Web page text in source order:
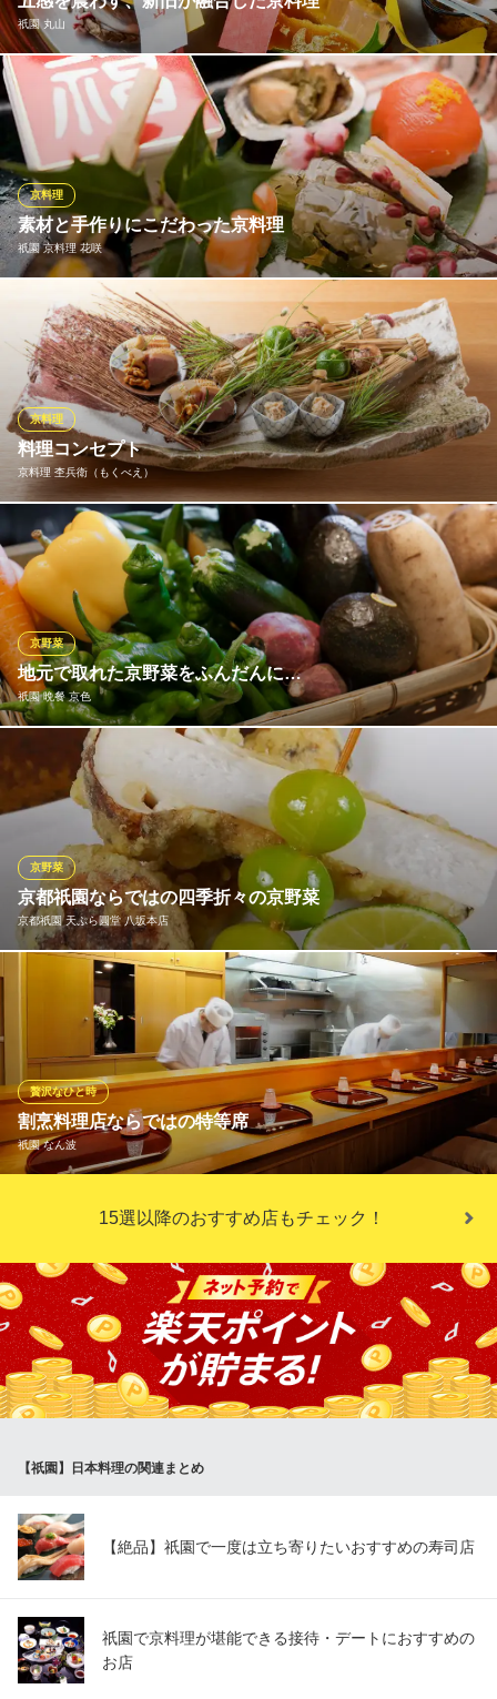
京阪本線祇園四条駅 徒歩5分
京都府京都市東山区祇園町南側570-232
祇園 丸山
素材の持ち味が、リズム・光・音・香・味の五感に響く料理の
数々。京都の旬味覚を用いた正統な京料理を伝承し、「料理の数
寄者」と賞される店主・丸山氏の一皿は、過度な味付けや華美な
盛り付けを排し、四季折々の「節会」の趣向を漂わせる。歴史と
今を風雅な色合いで魅せる、至福の一席が楽しめる。
祇園 丸山
日本料理・京懐石
京阪本線祇園四条駅 徒歩5分
京都府京都市東山区祇園町南側570-171
素材と手作りにこだわった京料理
祇園 京料理 花咲
京料理
京都産の素材を中心に、市場へ行って直接目利きした食材を使用
しています。手間ひまかけて職人が厳選された食材を馳走してご
用意しております。ご好評いただいております炭火焼き料理は、
旬の魚と京野菜などを職人が皆様のお席で焼き上げております。
是非一度ご賞味くださいませ。
祇園 京料理 花咲
京料理・町家・舞妓
京阪電鉄本線祇園四条駅 徒歩10分
京都府京都市東山区祇園町南側570-17
料理コンセプト
京料理 杢兵衛（もくべえ）
京料理
毎朝店主自ら市場へ足を運び、見て・触れて・納得のいく食材を
厳選。 魚介のサイズや京野菜の鮮度はもちろん、天然資源への関
心も強く、熟成した畜産物も取り入れる。 旬食材の持ち味を活か
し、京料理の古き良き伝統を守りながら、飽くなき探究心で懐石
料理の新たな可能性に挑戦する。
京料理 杢兵衛（もくべえ）
京料理
京阪本線祇園四条駅 徒歩10分
京都府京都市東山区祇園町南側570-120
地元で取れた京野菜をふんだんに…
祇園 晩餐 京色
京野菜
地元京都で取れた新鮮な京野菜を旬の季節、それぞれのお野菜の
特徴、素材を活かしたお料理…お野菜を蒸し・焼き・生と様々な
調理方法でお召し上がりください。
祇園 晩餐 京色
晩餐 祇園 日本料理
京阪本線祇園四条駅 徒歩2分
京都府京都市東山区四条通大和大路東入末吉町95
京都祇園ならではの四季折々の京野菜
京都祇園 天ぷら圓堂 八坂本店
京野菜
竹ザルに盛られた「旬の京野菜や山菜、瀬戸内や明石・若狭の魚
介、奥琵琶湖に注ぐ清流の川魚」などなど・・・、京都の四季と
鮮度の良さを感じていただけます。春には稚あゆや筍、秋にはハ
ゼや松茸・銀杏というように、 京都ならではの豊かな食材をご用
意しております。
京都祇園 天ぷら圓堂 八坂本店
京風天ぷらを個室で堪能
割烹料理店ならではの特等席
祇園 なん波
贅沢なひと時
料理人の巧みな手仕事や端正な所作を間近で見ながら、目の前で
作り出される珠玉の料理が愉しめると人気のカウンター席。 ゆっ
方はもちろん、外国人客をもてなすにも好適だ。 料理人との会話
がさらに料理に華を添えてくれることだろう。
祇園 なん波
日本料理
京阪本線祇園四条駅 徒歩5分
15選以降のおすすめ店もチェック！
【祇園】日本料理の関連まとめ
【絶品】祇園で一度は立ち寄りたいおすすめの寿司店
祇園で京料理が堪能できる接待・デートにおすすめの
お店